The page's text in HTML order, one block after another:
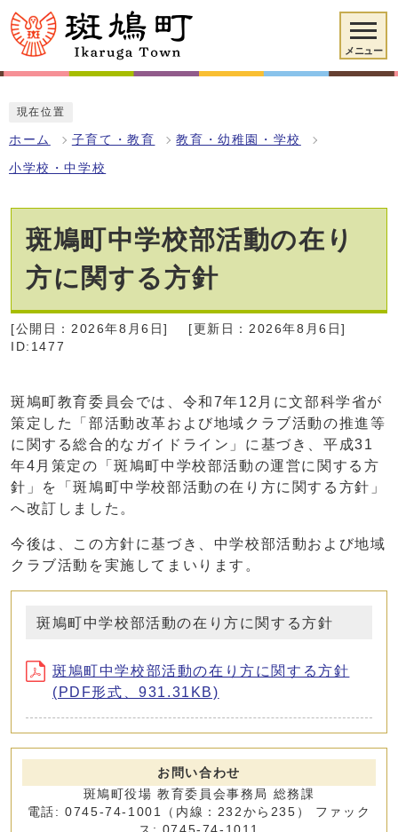
メニュー
現在位置
ホーム 子育て・教育 教育・幼稚園・学校
小学校・中学校
斑鳩町中学校部活動の在り
方に関する方針
[公開日：2026年8月6日]
[更新日：2026年8月6日]
ID:1477
斑鳩町教育委員会では、令和7年12月に文部科学省が
策定した「部活動改革および地域クラブ活動の推進等
に関する総合的なガイドライン」に基づき、平成31
年4月策定の「斑鳩町中学校部活動の運営に関する方
針」を「斑鳩町中学校部活動の在り方に関する方針」
へ改訂しました。
今後は、この方針に基づき、中学校部活動および地域
クラブ活動を実施してまいります。
斑鳩町中学校部活動の在り方に関する方針
斑鳩町中学校部活動の在り方に関する方針
(PDF形式、931.31KB)
お問い合わせ
斑鳩町役場 教育委員会事務局 総務課
電話: 0745-74-1001（内線：232から235） ファック